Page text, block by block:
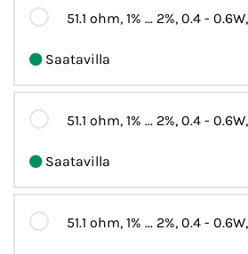
51.1 ohm, 1% ... 2%, 0.4 -
Saatavilla
51.1 ohm, 1% ... 2%, 0.4 -
Saatavilla
51.1 ohm, 1% ... 2%, 0.4 -